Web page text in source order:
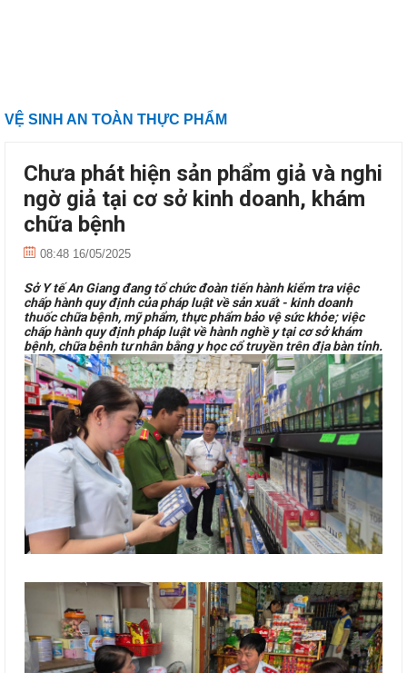
VỆ SINH AN TOÀN THỰC PHẨM
Chưa phát hiện sản phẩm giả và nghi
ngờ giả tại cơ sở kinh doanh, khám
chữa bệnh
08:48 16/05/2025
Sở Y tế An Giang đang tổ chức đoàn tiến hành kiểm tra việc
chấp hành quy định của pháp luật về sản xuất - kinh doanh
thuốc chữa bệnh, mỹ phẩm, thực phẩm bảo vệ sức khỏe; việc
chấp hành quy định pháp luật về hành nghề y tại cơ sở khám
bệnh, chữa bệnh tư nhân bằng y học cổ truyền trên địa bàn tỉnh.